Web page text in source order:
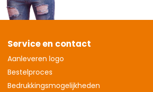
Service en contact
Aanleveren logo
Bestelproces
Bedrukkingsmogelijkheden